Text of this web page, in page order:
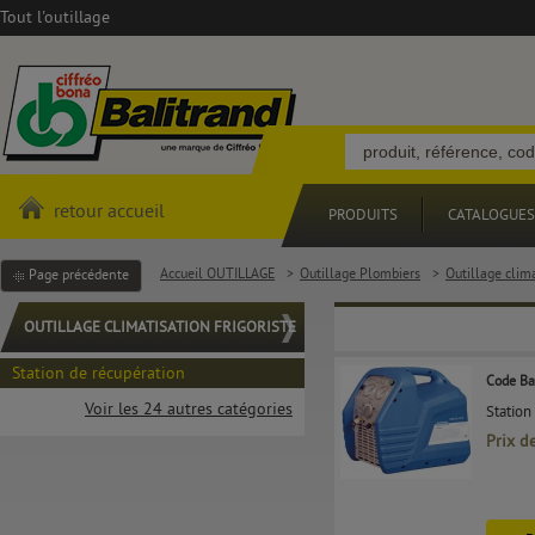
Tout l'outillage
retour accueil PRODUITS CATALOGUES
Page précédente Accueil OUTILLAGE > Outillage Plombiers > Outillage
OUTILLAGE CLIMATISATION FRIGORISTE
Station de récupération
Voir les 24 autres catégories
Code
Prix